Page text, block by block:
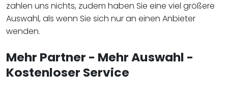
zahlen uns nichts, zudem haben Sie eine viel größere
Auswahl, als wenn Sie sich nur an einen Anbieter
wenden.
Mehr Partner - Mehr Auswahl -
Kostenloser Service